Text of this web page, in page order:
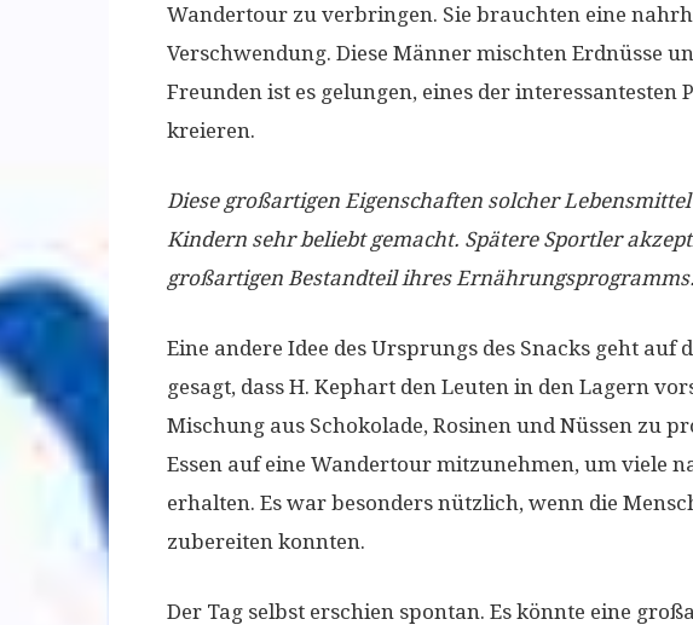
Wandertour zu verbringen. Sie brauchten eine
Verschwendung. Diese Männer mischten Erdnüsse
Freunden ist es gelungen, eines der interessantesten
kreieren.
Diese großartigen Eigenschaften solcher
Kindern sehr beliebt gemacht. Spätere Sportler
großartigen Bestandteil ihres Ernährungsprogramms.
Eine andere Idee des Ursprungs des Snacks geht auf
gesagt, dass H. Kephart den Leuten in den Lagern
Mischung aus Schokolade, Rosinen und Nüssen zu
Essen auf eine Wandertour mitzunehmen, um viele
erhalten. Es war besonders nützlich, wenn die
zubereiten konnten.
Der Tag selbst erschien spontan. Es könnte eine